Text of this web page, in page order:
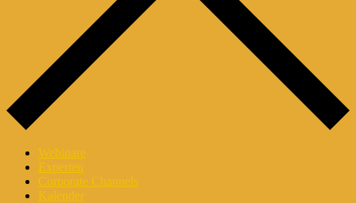
Webinare
Experten
Corporate Channels
Kalender